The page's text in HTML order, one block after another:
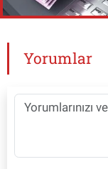
Yorumlar